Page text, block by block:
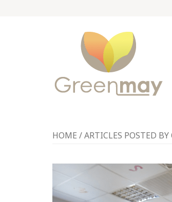
HOME /ARTICLES POSTED BY